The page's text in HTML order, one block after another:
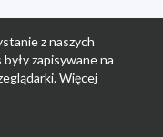
z naszych
zapisywane na
Więcej